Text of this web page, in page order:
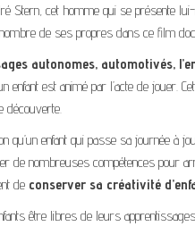
Stern, cet homme qui se présente
de ses propres dans ce film
autonomes, automotivés,
enfant est animé par l’acte de jouer.
découverte.
qu’un enfant qui passe sa journée à
de nombreuses compétences pour
de conserver sa créativité
être libres de leurs